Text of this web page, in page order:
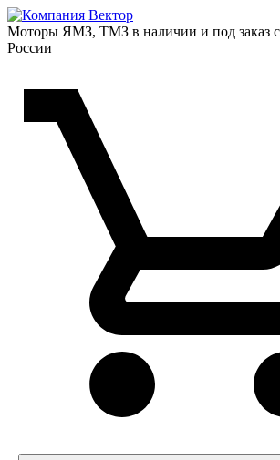
Моторы ЯМЗ, ТМЗ в наличии и под заказ с
России